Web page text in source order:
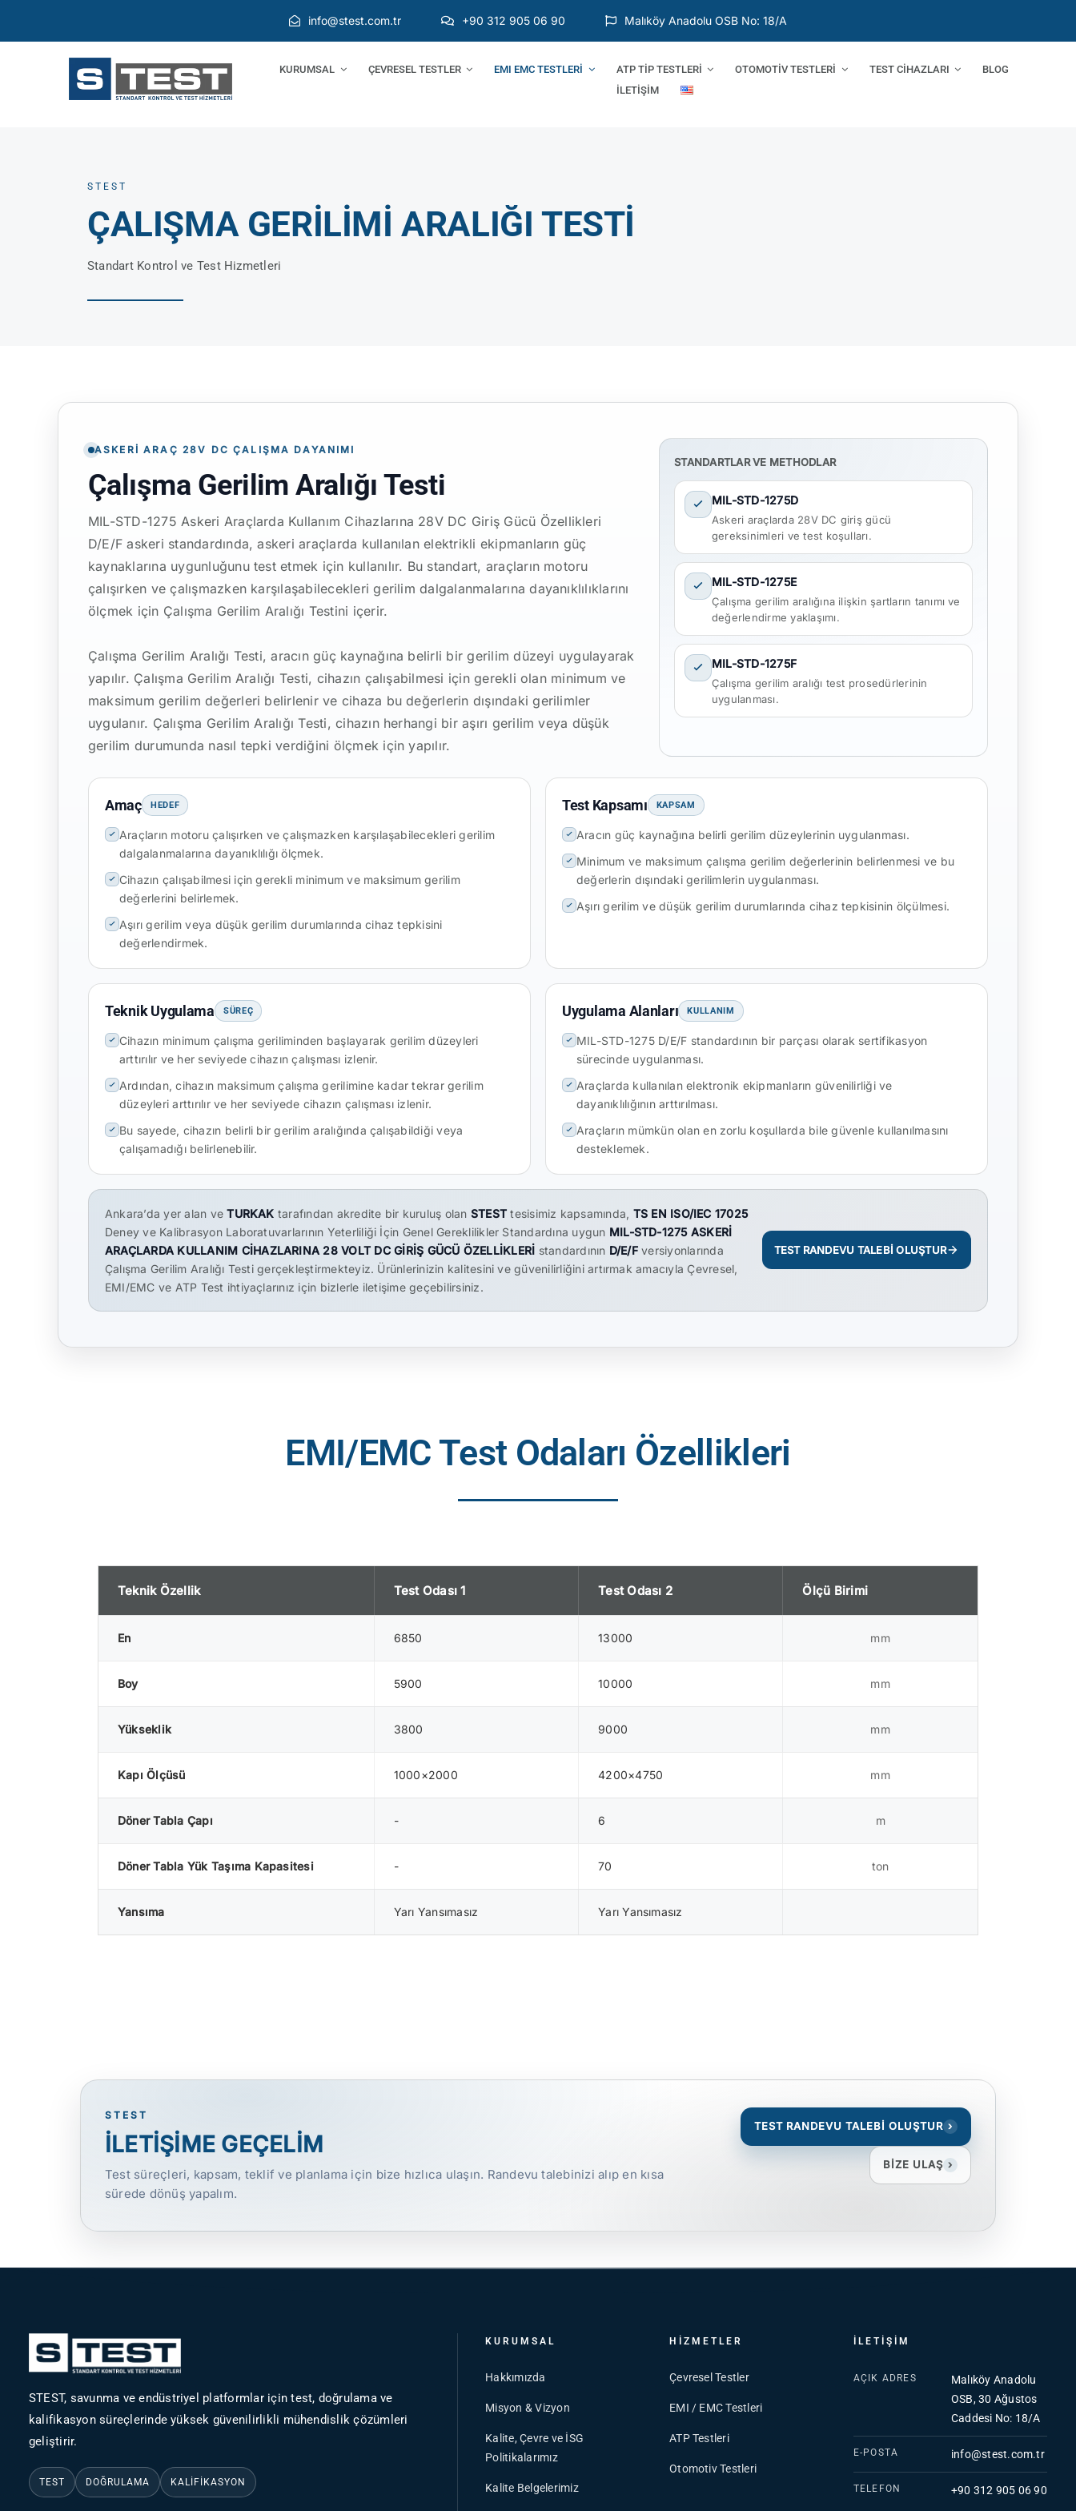
info@stest.com.tr +90 312 905 06 90 Malıköy Anadolu OSB No: 18/A
KURUMSAL ÇEVRESEL TESTLER EMI EMC TESTLERİ ATP TİP TESTLERİ OTOMOTİV TESTLERİ TEST CİHAZLARI
BLOG
İLETİŞİM
STEST
ÇALIŞMA GERİLİMİ ARALIĞI TESTİ
Standart Kontrol ve Test Hizmetleri
ASKERI ARAÇ 28V DC ÇALIŞMA DAYANIMI
Çalışma Gerilim Aralığı Testi
MIL-STD-1275 Askeri Araçlarda Kullanım Cihazlarına 28V DC Giriş Gücü Özellikleri
D/E/F askeri standardında, askeri araçlarda kullanılan elektrikli ekipmanların güç
kaynaklarına uygunluğunu test etmek için kullanılır. Bu standart, araçların motoru
çalışırken ve çalışmazken karşılaşabilecekleri gerilim dalgalanmalarına dayanıklılıklarını
ölçmek için Çalışma Gerilim Aralığı Testini içerir.
Çalışma Gerilim Aralığı Testi, aracın güç kaynağına belirli bir gerilim düzeyi uygulayarak
yapılır. Çalışma Gerilim Aralığı Testi, cihazın çalışabilmesi için gerekli olan minimum ve
maksimum gerilim değerleri belirlenir ve cihaza bu değerlerin dışındaki gerilimler
uygulanır. Çalışma Gerilim Aralığı Testi, cihazın herhangi bir aşırı gerilim veya düşük
gerilim durumunda nasıl tepki verdiğini ölçmek için yapılır.
STANDARTLAR VE METHODLAR
MIL-STD-1275D
Askeri araçlarda 28V DC giriş gücü
gereksinimleri ve test koşulları.
MIL-STD-1275E
Çalışma gerilim aralığına ilişkin şartların tanımı ve
değerlendirme yaklaşımı.
MIL-STD-1275F
Çalışma gerilim aralığı test prosedürlerinin
uygulanması.
Amaç HEDEF
Araçların motoru çalışırken ve çalışmazken karşılaşabilecekleri gerilim
dalgalanmalarına dayanıklılığı ölçmek.
Cihazın çalışabilmesi için gerekli minimum ve maksimum gerilim
değerlerini belirlemek.
Aşırı gerilim veya düşük gerilim durumlarında cihaz tepkisini
değerlendirmek.
Test Kapsamı KAPSAM
Aracın güç kaynağına belirli gerilim düzeylerinin uygulanması.
Minimum ve maksimum çalışma gerilim değerlerinin belirlenmesi ve bu
değerlerin dışındaki gerilimlerin uygulanması.
Aşırı gerilim ve düşük gerilim durumlarında cihaz tepkisinin ölçülmesi.
Teknik Uygulama SÜREÇ
Cihazın minimum çalışma geriliminden başlayarak gerilim düzeyleri
arttırılır ve her seviyede cihazın çalışması izlenir.
Ardından, cihazın maksimum çalışma gerilimine kadar tekrar gerilim
düzeyleri arttırılır ve her seviyede cihazın çalışması izlenir.
Bu sayede, cihazın belirli bir gerilim aralığında çalışabildiği veya
çalışamadığı belirlenebilir.
Uygulama Alanları KULLANIM
MIL-STD-1275 D/E/F standardının bir parçası olarak sertifikasyon
sürecinde uygulanması.
Araçlarda kullanılan elektronik ekipmanların güvenilirliği ve
dayanıklılığının arttırılması.
Araçların mümkün olan en zorlu koşullarda bile güvenle kullanılmasını
desteklemek.
Ankara’da yer alan veTURKAK tarafından akredite bir kuruluş olan STEST tesisimiz kapsamında, TS EN ISO/IEC 17025
Deney ve Kalibrasyon Laboratuvarlarının Yeterliliği İçin Genel Gereklilikler Standardına uygun MIL-STD-1275 ASKERİ
ARAÇLARDA KULLANIM CİHAZLARINA 28 VOLT DC GİRİŞ GÜCÜ ÖZELLİKLERİ standardının D/E/Fversiyonlarında
Çalışma Gerilim Aralığı Testi gerçekleştirmekteyiz. Ürünlerinizin kalitesini ve güvenilirliğini artırmak amacıyla Çevresel,
EMI/EMC ve ATP Test ihtiyaçlarınız için bizlerle iletişime geçebilirsiniz.
TEST RANDEVU TALEBİ OLUŞTUR
EMI/EMC Test Odaları Özellikleri
Teknik Özellik Test Odası 1 Test Odası 2 Ölçü Birimi
En 6850 13000 mm
Boy 5900 10000 mm
Yükseklik 3800 9000 mm
Kapı Ölçüsü 1000×2000 4200×4750 mm
Döner Tabla Çapı - 6 m
Döner Tabla Yük Taşıma Kapasitesi - 70 ton
Yansıma Yarı Yansımasız Yarı Yansımasız
STEST
İLETİŞİME GEÇELİM
Test süreçleri, kapsam, teklif ve planlama için bize hızlıca ulaşın. Randevu talebinizi alıp en kısa
sürede dönüş yapalım.
TEST RANDEVU TALEBİ OLUŞTUR ›
BİZE ULAŞ ›
STEST, savunma ve endüstriyel platformlar için test, doğrulama ve
kalifikasyon süreçlerinde yüksek güvenilirlikli mühendislik çözümleri
geliştirir.
TEST DOĞRULAMA KALIFIKASYON
KURUMSAL
Hakkımızda
Misyon & Vizyon
Kalite, Çevre ve İSG
Politikalarımız
Kalite Belgelerimiz
HIZMETLER
Çevresel Testler
EMI / EMC Testleri
ATP Testleri
Otomotiv Testleri
İLETIŞIM
AÇIK ADRES
Malıköy Anadolu
OSB, 30 Ağustos
Caddesi No: 18/A
E-POSTA info@stest.com.tr
TELEFON +90 312 905 06 90